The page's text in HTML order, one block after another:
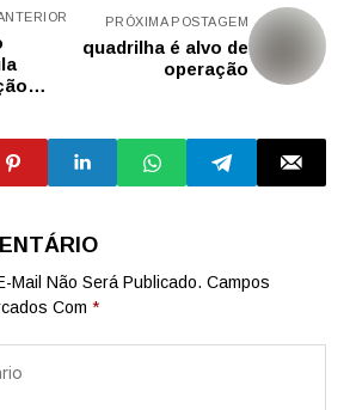
para
PRÓXIMA POSTAGEM
quadrilha é alvo de
operação
Mail Não Será Publicado. Campos
Com *